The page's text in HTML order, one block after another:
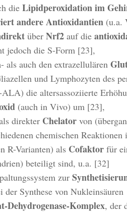
die Lipidperoxidation im
andere Antioxidantien (u.a.
über Nrf2 auf die
jedoch die S-Form [23],
als auch den extrazellulären
und Lymphozyten des
die altersassoziierte
(auch in Vivo) um [23],
direkter Chelator von
chemischen Reaktionen
R-Varianten) als Cofaktor für
beteiligt sind, u.a. [32]
zur
der Synthese von Nukleinsäuren
Dehydrogenase-Komplex, der